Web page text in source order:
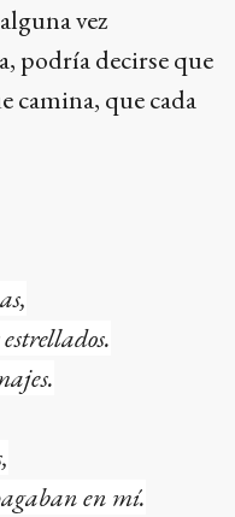
vez
podría decirse que
camina, que cada
en mí.